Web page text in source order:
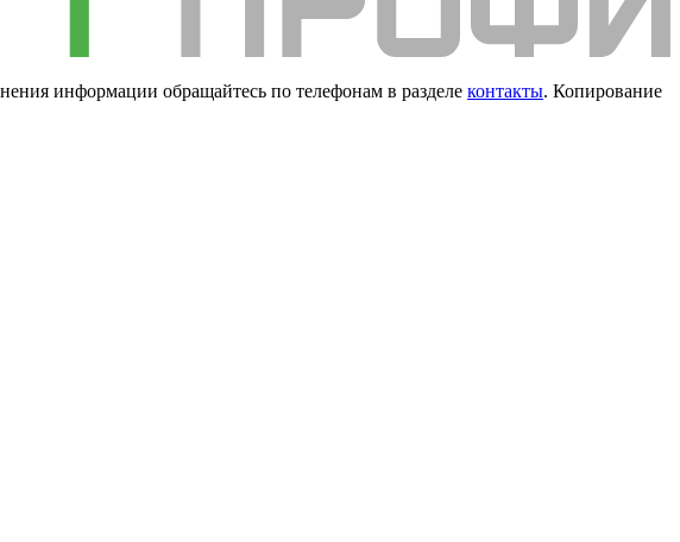
информации обращайтесь по телефонам в разделе контакты. Копирование